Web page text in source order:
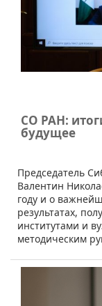
СО РАН:
будущее
​​Председатель
Валентин
году и о
результатах,
институтами и
методическим